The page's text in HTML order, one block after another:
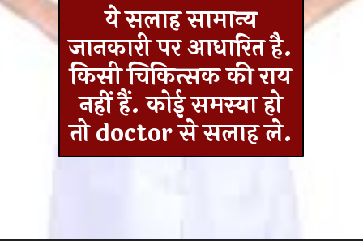
ये सलाह सामान्य
जानकारी पर आधारित है.
किसी चिकित्सक की राय
नहीं हैं. कोई समस्या हो
तो doctor से सलाह ले.